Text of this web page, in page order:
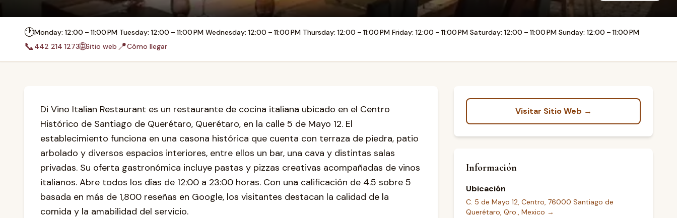
🕐Monday: 12:00 – 11:00 PM Tuesday: 12:00 – 11:00 PM Wednesday: 12:00 – 11:00 PM Thursday: 12:00 – 11:00 PM Friday: 12:00 – 11:00 PM Saturday: 12:00 – 11:00 PM Sunday: 12:00 – 11:00 PM
📞442 214 1273🌐Sitio web 📍Cómo llegar
Di Vino Italian Restaurant es un restaurante de cocina italiana ubicado en el Centro
Histórico de Santiago de Querétaro, Querétaro, en la calle 5 de Mayo 12. El
establecimiento funciona en una casona histórica que cuenta con terraza de piedra, patio
arbolado y diversos espacios interiores, entre ellos un bar, una cava y distintas salas
privadas. Su oferta gastronómica incluye pastas y pizzas creativas acompañadas de vinos
italianos. Abre todos los días de 12:00 a 23:00 horas. Con una calificación de 4.5 sobre 5
basada en más de 1,800 reseñas en Google, los visitantes destacan la calidad de la
comida y la amabilidad del servicio.
Visitar Sitio Web →
Información
Ubicación
C. 5 de Mayo 12, Centro, 76000 Santiago de
Querétaro, Qro., Mexico →